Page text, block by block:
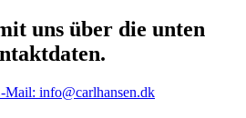
uns über die unten
Mail: info@carlhansen.dk